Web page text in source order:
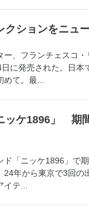
クションをニュ
、フランチェスコ
に発売された。日
て。最...
ッケ1896」 期
「ニッケ1896」で
年から東京で3回の
テ...